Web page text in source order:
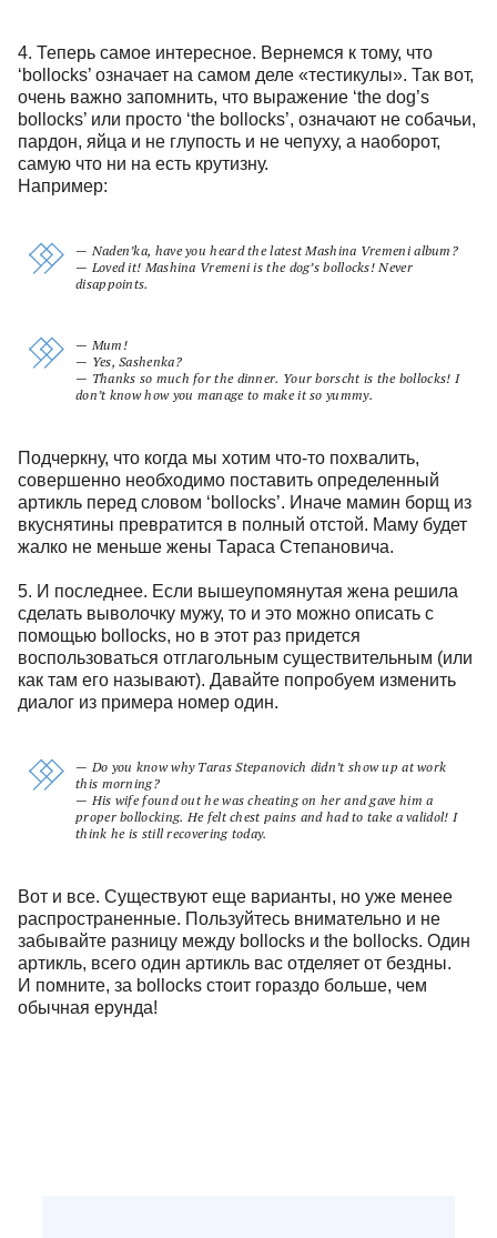
4. Теперь самое интересное. Вернемся к тому, что
‘bollocks’ означает на самом деле «тестикулы». Так вот,
очень важно запомнить, что выражение ‘the dog’s
bollocks’ или просто ‘the bollocks’, означают не собачьи,
пардон, яйца и не глупость и не чепуху, а наоборот,
самую что ни на есть крутизну.
Например:
— Naden’ka, have you heard the latest Mashina Vremeni album?
— Loved it! Mashina Vremeni is the dog’s bollocks! Never
disappoints.
— Mum!
— Yes, Sashenka?
— Thanks so much for the dinner. Your borscht is the bollocks! I
don’t know how you manage to make it so yummy.
Подчеркну, что когда мы хотим что-то похвалить,
совершенно необходимо поставить определенный
артикль перед словом ‘bollocks’. Иначе мамин борщ из
вкуснятины превратится в полный отстой. Маму будет
жалко не меньше жены Тараса Степановича.
5. И последнее. Если вышеупомянутая жена решила
сделать выволочку мужу, то и это можно описать с
помощью bollocks, но в этот раз придется
воспользоваться отглагольным существительным (или
как там его называют). Давайте попробуем изменить
диалог из примера номер один.
— Do you know why Taras Stepanovich didn’t show up at work
this morning?
— His wife found out he was cheating on her and gave him a
proper bollocking. He felt chest pains and had to take а validol! I
think he is still recovering today.
Вот и все. Существуют еще варианты, но уже менее
распространенные. Пользуйтесь внимательно и не
забывайте разницу между bollocks и the bollocks. Один
артикль, всего один артикль вас отделяет от бездны.
И помните, за bollocks стоит гораздо больше, чем
обычная ерунда!